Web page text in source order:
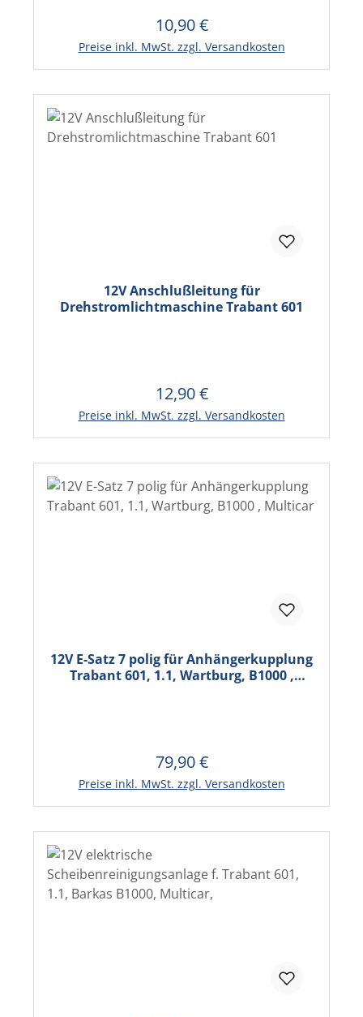
Regulärer Preis:
10,90 €
Preise inkl. MwSt. zzgl. Versandkosten
In den Warenkorb
12V Anschlußleitung für
Drehstromlichtmaschine Trabant 601
Regulärer Preis:
12,90 €
Preise inkl. MwSt. zzgl. Versandkosten
In den Warenkorb
12V E-Satz 7 polig für Anhängerkupplung
Trabant 601, 1.1, Wartburg, B1000 ,
Regulärer Preis:
79,90 €
Preise inkl. MwSt. zzgl. Versandkosten